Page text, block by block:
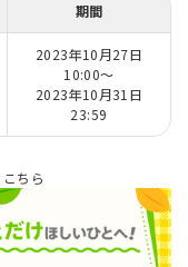
期間
2023年10月27日
10:00～
2023年10月31日
23:59
こちら